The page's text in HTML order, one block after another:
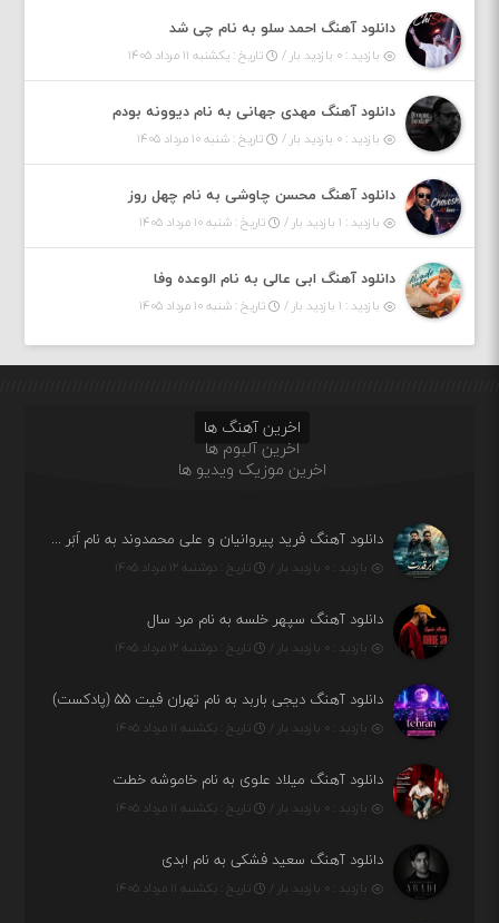
دانلود آهنگ احمد سلو به نام چی شد
بازدید : ۰ بازدید بار / تاریخ : یکشنبه ۱۱ مرداد ۱۴۰۵
دانلود آهنگ مهدی جهانی به نام دیوونه بودم
بازدید : ۰ بازدید بار / تاریخ : شنبه ۱۰ مرداد ۱۴۰۵
دانلود آهنگ محسن چاوشی به نام چهل روز
بازدید : ۱ بازدید بار / تاریخ : شنبه ۱۰ مرداد ۱۴۰۵
دانلود آهنگ ابی عالی به نام الوعده وفا
بازدید : ۱ بازدید بار / تاریخ : شنبه ۱۰ مرداد ۱۴۰۵
اخرین آهنگ ها
اخرین آلبوم ها
اخرین موزیک ویدیو ها
دانلود آهنگ فرید پیروانیان و علی محمدوند به نام اَبَر قدرت
بازدید : ۰ بازدید بار / تاریخ : دوشنبه ۱۲ مرداد ۱۴۰۵
دانلود آهنگ سپهر خلسه به نام مرد سال
بازدید : ۰ بازدید بار / تاریخ : دوشنبه ۱۲ مرداد ۱۴۰۵
دانلود آهنگ دیجی باربد به نام تهران فیت ۵۵ (پادکست)
بازدید : ۰ بازدید بار / تاریخ : یکشنبه ۱۱ مرداد ۱۴۰۵
دانلود آهنگ میلاد علوی به نام خاموشه خطت
بازدید : ۰ بازدید بار / تاریخ : یکشنبه ۱۱ مرداد ۱۴۰۵
دانلود آهنگ سعید فشکی به نام ابدی
بازدید : ۰ بازدید بار / تاریخ : یکشنبه ۱۱ مرداد ۱۴۰۵